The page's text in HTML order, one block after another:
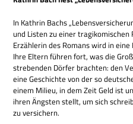
In Kath­rin Bachs
und Listen zu einer
Erzäh­le­rin des Romans wird in
Ihre Eltern füh­ren fort, was die
stre­ben­den Dör­fer brach­ten: den
eine Geschichte von der so
einem Milieu, in dem Zeit Geld ist
ihren Äng­sten stellt, um sich
zu versichern.